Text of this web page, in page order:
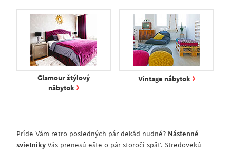
Glamour štýlový
nábytok ›
Vintage nábytok ›
Príde Vám retro posledných pár dekád nudné? Nástenné
svietniky Vás prenesú ešte o pár storočí späť. Stredovekú